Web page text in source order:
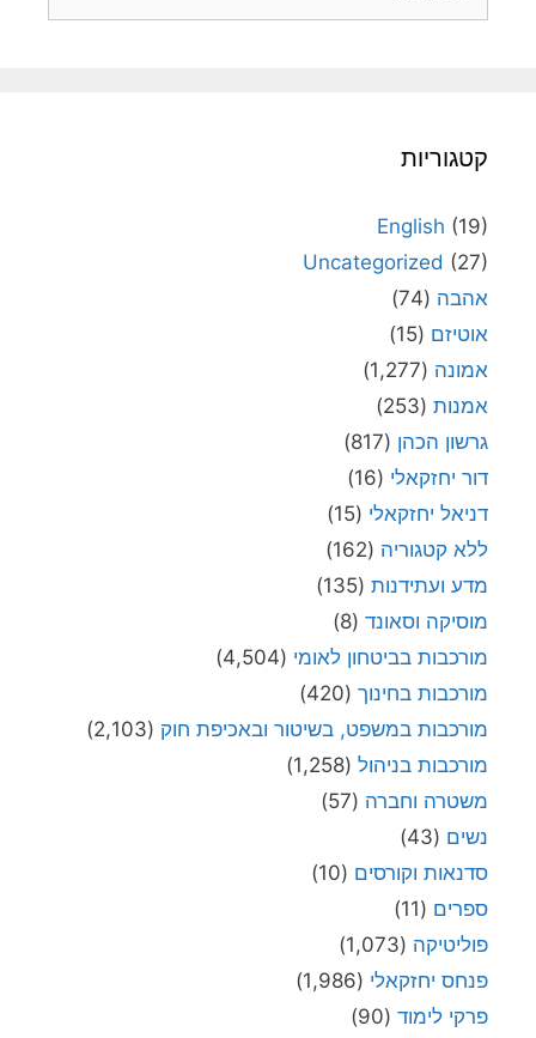
קטגוריות
English (19)
Uncategorized (27)
אהבה (74)
אוטיזם (15)
אמונה (1,277)
אמנות (253)
גרשון הכהן (817)
דור יחזקאלי (16)
דניאל יחזקאלי (15)
ללא קטגוריה (162)
מדע ועתידנות (135)
מוסיקה וסאונד (8)
מורכבות בביטחון לאומי (4,504)
מורכבות בחינוך (420)
מורכבות במשפט, בשיטור ובאכיפת חוק (2,103)
מורכבות בניהול (1,258)
משטרה וחברה (57)
נשים (43)
סדנאות וקורסים (10)
ספרים (11)
פוליטיקה (1,073)
פנחס יחזקאלי (1,986)
פרקי לימוד (90)